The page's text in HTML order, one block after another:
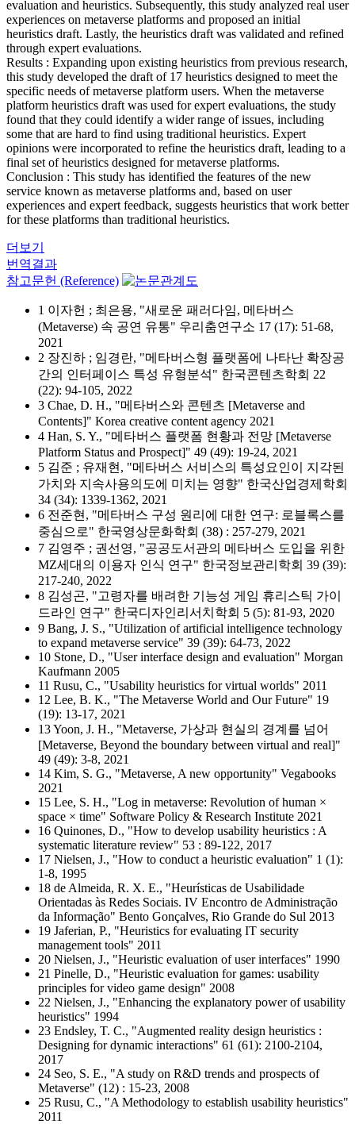
evaluation and heuristics. Subsequently, this study analyzed real user
experiences on metaverse platforms and proposed an initial
heuristics draft. Lastly, the heuristics draft was validated and refined
through expert evaluations.
Results : Expanding upon existing heuristics from previous research,
this study developed the draft of 17 heuristics designed to meet the
specific needs of metaverse platform users. When the metaverse
platform heuristics draft was used for expert evaluations, the study
found that they could identify a wider range of issues, including
some that are hard to find using traditional heuristics. Expert
opinions were incorporated to refine the heuristics draft, leading to a
final set of heuristics designed for metaverse platforms.
Conclusion : This study has identified the features of the new
service known as metaverse platforms and, based on user
experiences and expert feedback, suggests heuristics that work better
for these platforms than traditional heuristics.
더보기
번역결과
참고문헌 (Reference)
1 이자헌 ; 최은용, "새로운 패러다임, 메타버스
(Metaverse) 속 공연 유통" 우리춤연구소 17 (17): 51-68,
2021
2 장진하 ; 임경란, "메타버스형 플랫폼에 나타난 확장공
간의 인터페이스 특성 유형분석" 한국콘텐츠학회 22
(22): 94-105, 2022
3 Chae, D. H., "메타버스와 콘텐츠 [Metaverse and
Contents]" Korea creative content agency 2021
4 Han, S. Y., "메타버스 플랫폼 현황과 전망 [Metaverse
Platform Status and Prospect]" 49 (49): 19-24, 2021
5 김준 ; 유재현, "메타버스 서비스의 특성요인이 지각된
가치와 지속사용의도에 미치는 영향" 한국산업경제학회
34 (34): 1339-1362, 2021
6 전준현, "메타버스 구성 원리에 대한 연구: 로블록스를
중심으로" 한국영상문화학회 (38) : 257-279, 2021
7 김영주 ; 권선영, "공공도서관의 메타버스 도입을 위한
MZ세대의 이용자 인식 연구" 한국정보관리학회 39 (39):
217-240, 2022
8 김성곤, "고령자를 배려한 기능성 게임 휴리스틱 가이
드라인 연구" 한국디자인리서치학회 5 (5): 81-93, 2020
9 Bang, J. S., "Utilization of artificial intelligence technology
to expand metaverse service" 39 (39): 64-73, 2022
10 Stone, D., "User interface design and evaluation" Morgan
Kaufmann 2005
11 Rusu, C., "Usability heuristics for virtual worlds" 2011
12 Lee, B. K., "The Metaverse World and Our Future" 19
(19): 13-17, 2021
13 Yoon, J. H., "Metaverse, 가상과 현실의 경계를 넘어
[Metaverse, Beyond the boundary between virtual and real]"
49 (49): 3-8, 2021
14 Kim, S. G., "Metaverse, A new opportunity" Vegabooks
2021
15 Lee, S. H., "Log in metaverse: Revolution of human ×
space × time" Software Policy & Research Institute 2021
16 Quinones, D., "How to develop usability heuristics : A
systematic literature review" 53 : 89-122, 2017
17 Nielsen, J., "How to conduct a heuristic evaluation" 1 (1):
1-8, 1995
18 de Almeida, R. X. E., "Heurísticas de Usabilidade
Orientadas às Redes Sociais. IV Encontro de Administração
da Informação" Bento Gonçalves, Rio Grande do Sul 2013
19 Jaferian, P., "Heuristics for evaluating IT security
management tools" 2011
20 Nielsen, J., "Heuristic evaluation of user interfaces" 1990
21 Pinelle, D., "Heuristic evaluation for games: usability
principles for video game design" 2008
22 Nielsen, J., "Enhancing the explanatory power of usability
heuristics" 1994
23 Endsley, T. C., "Augmented reality design heuristics :
Designing for dynamic interactions" 61 (61): 2100-2104,
2017
24 Seo, S. E., "A study on R&D trends and prospects of
Metaverse" (12) : 15-23, 2008
25 Rusu, C., "A Methodology to establish usability heuristics"
2011